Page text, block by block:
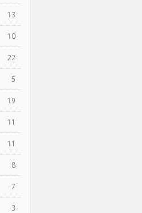
13
10
22
5
19
11
11
8
7
3